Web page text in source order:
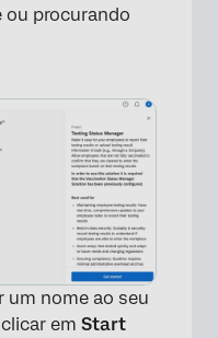
ou procurando
um nome ao seu
em Start